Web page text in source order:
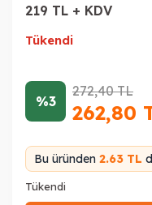
219 TL + KDV
Tükendi
%3
272,40TL
262,80
Bu üründen 2.63 TL
Tükendi